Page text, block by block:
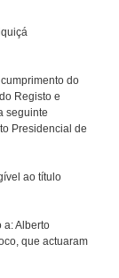
do
Registo e
seguinte
Presidencial de
ao título
a: Alberto
que actuaram